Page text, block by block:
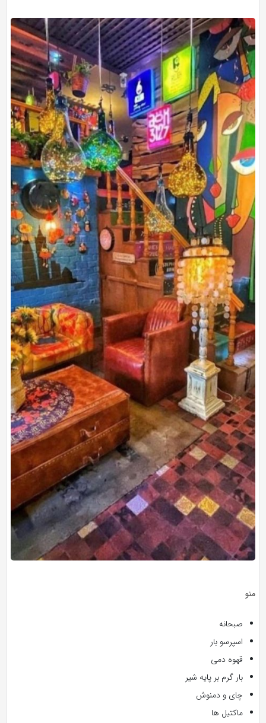
منو
صبحانه
اسپرسو بار
قهوه دمی
بار گرم بر پایه شیر
چای و دمنوش
ماکتیل ها